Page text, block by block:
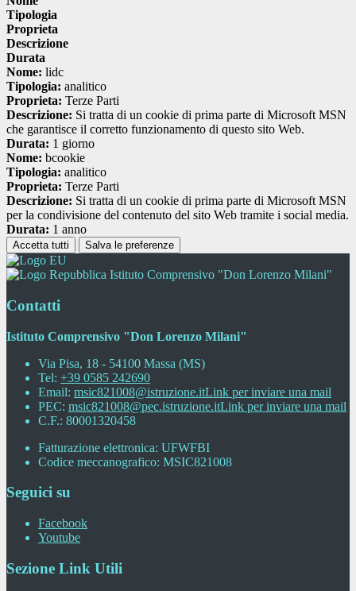
Tipologia
Proprieta
Descrizione
Durata
Nome: lidc
Tipologia: analitico
Proprieta: Terze Parti
Descrizione: Si tratta di un cookie di prima parte di Microsoft MSN
che garantisce il corretto funzionamento di questo sito Web.
Durata: 1 giorno
Nome: bcookie
Tipologia: analitico
Proprieta: Terze Parti
Descrizione: Si tratta di un cookie di prima parte di Microsoft MSN
per la condivisione del contenuto del sito Web tramite i social media.
Durata: 1 anno
Accetta tutti Salva le preferenze
Istituto Comprensivo "Don Lorenzo Milani"
Contatti
Istituto Comprensivo "Don Lorenzo Milani"
Via Pisa, 18 - 54100 Massa (MS)
Tel: +39 0585 242690
Email: msic821008@istruzione.itLink per inviare una mail
PEC: msic821008@pec.istruzione.itLink per inviare una mail
C.F.: 80001320458
Fatturazione elettronica: UFWFBI
Codice meccanografico: MSIC821008
Seguici su
Facebook
Youtube
Sezione Link Utili